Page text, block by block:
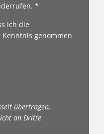
*
ich die
Kenntnis genommen
übertragen,
an Dritte